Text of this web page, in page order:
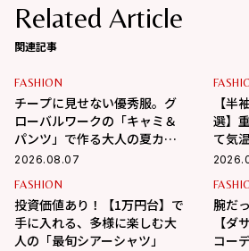
Related Article
関連記事
FASHION
チープに見せない優秀服。グ
ローバルワークの「キャミ＆
パンツ」で作る大人の夏カジ
ュアル
2026.08.07
【半
選】
て気
FASHION
投資価値あり！【1万円台】で
手に入れる、多様に楽しむ大
人の「最旬シアーシャツ」
腕だ
【ダ
コー